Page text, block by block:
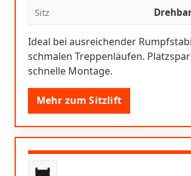
Sitz
Ideal bei ausreichender
schmalen Treppenläufen.
schnelle Montage.
Mehr zum Sitzlift